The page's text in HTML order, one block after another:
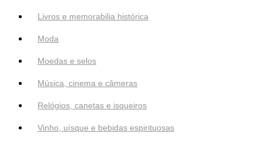
Livros e memorabilia histórica
Moda
Moedas e selos
Música, cinema e câmeras
Relógios, canetas e isqueiros
Vinho, uísque e bebidas espirituosas